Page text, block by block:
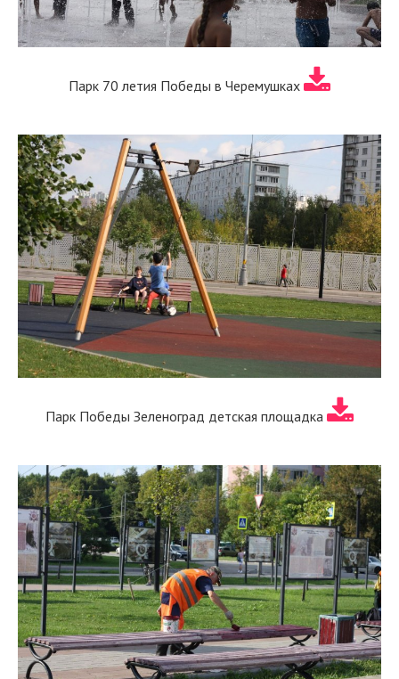
Парк 70 летия Победы в Черемушках
Парк Победы Зеленоград детская площадка